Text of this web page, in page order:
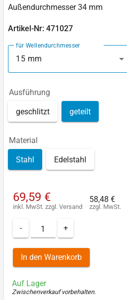
Außendurchmesser 34 mm
Artikel-Nr: 471027
für Wellendurchmesser
15 mm
Ausführung
geschlitzt geteilt
Material
Stahl Edelstahl
69,59 €
inkl. MwSt. zzgl. Versand
58,48 €
zzgl. MwSt.
- +
In den Warenkorb
Auf Lager
Zwischenverkauf vorbehalten.